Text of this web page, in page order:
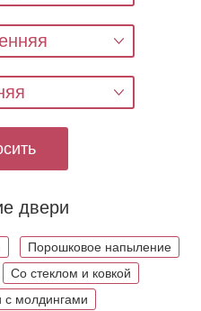
двери
Порошковое напыление
Cо стеклом и ковкой
с молдингами